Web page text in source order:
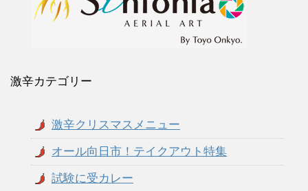
激辛カテゴリー
激辛クリスマスメニュー
オール向日市！テイクアウト特集
試験に受カレー